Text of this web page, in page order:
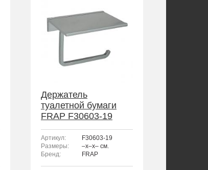
Держатель
туалетной бумаги
FRAP F30603-19
Артикул:
F30603-19
Размеры:
–x–x– см.
Бренд:
FRAP